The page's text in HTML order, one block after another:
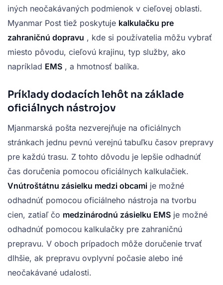
iných neočakávaných podmienok v cieľovej oblasti.
Myanmar Post tiež poskytuje kalkulačku pre
zahraničnú dopravu , kde si používatelia môžu vybrať
miesto pôvodu, cieľovú krajinu, typ služby, ako
napríklad EMS , a hmotnosť balíka.
Príklady dodacích lehôt na základe
oficiálnych nástrojov
Mjanmarská pošta nezverejňuje na oficiálnych
stránkach jednu pevnú verejnú tabuľku časov prepravy
pre každú trasu. Z tohto dôvodu je lepšie odhadnúť
čas doručenia pomocou oficiálnych kalkulačiek.
Vnútroštátnu zásielku medzi obcami je možné
odhadnúť pomocou oficiálneho nástroja na tvorbu
cien, zatiaľ čo medzinárodnú zásielku EMS je možné
odhadnúť pomocou kalkulačky pre zahraničnú
prepravu. V oboch prípadoch môže doručenie trvať
dlhšie, ak prepravu ovplyvní počasie alebo iné
neočakávané udalosti.